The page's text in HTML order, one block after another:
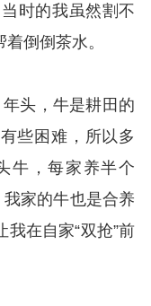
时的我虽然割不
倒倒茶水。
头，牛是耕田的
些困难，所以多
牛，每家养半个
我家的牛也是合养
在自家“双抢”前